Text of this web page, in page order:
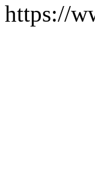
https://